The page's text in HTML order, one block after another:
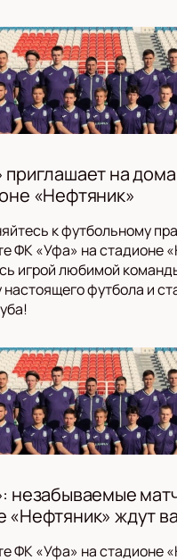
приглашает на
«Нефтяник»
к футбольному
ФК «Уфа» на стадионе
игрой любимой
футбола и
незабываемые
«Нефтяник» ждут
ФК «Уфа» на стадионе